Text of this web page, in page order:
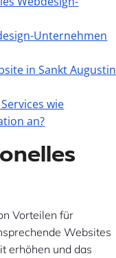
Unternehmen
in Sankt Augustin
wie
an?
Vorteilen für
Websites
erhöhen und das